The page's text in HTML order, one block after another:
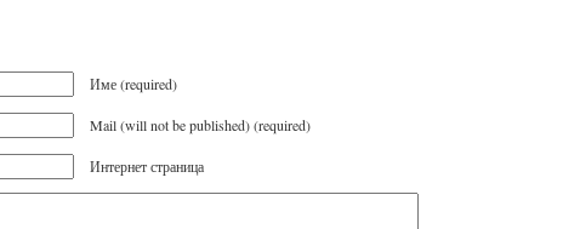
Име (required)
Mail (will not be published) (required)
Интернет страница